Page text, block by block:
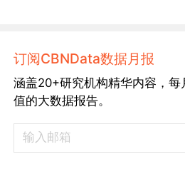
订阅CBNData数据月报
涵盖20+研究机构精华内容，每
值的大数据报告。